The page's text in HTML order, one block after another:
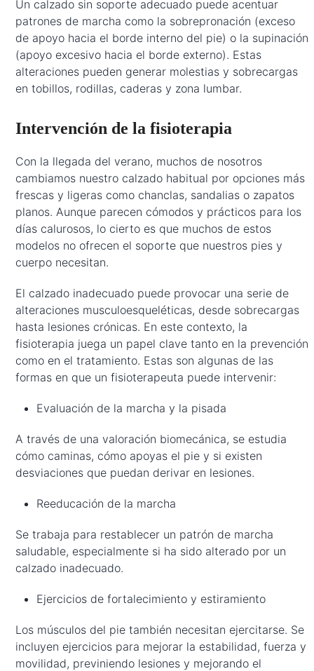
Un calzado sin soporte adecuado puede acentuar
patrones de marcha como la sobrepronación (exceso
de apoyo hacia el borde interno del pie) o la supinación
(apoyo excesivo hacia el borde externo). Estas
alteraciones pueden generar molestias y sobrecargas
en tobillos, rodillas, caderas y zona lumbar.
Intervención de la fisioterapia
Con la llegada del verano, muchos de nosotros
cambiamos nuestro calzado habitual por opciones más
frescas y ligeras como chanclas, sandalias o zapatos
planos. Aunque parecen cómodos y prácticos para los
días calurosos, lo cierto es que muchos de estos
modelos no ofrecen el soporte que nuestros pies y
cuerpo necesitan.
El calzado inadecuado puede provocar una serie de
alteraciones musculoesqueléticas, desde sobrecargas
hasta lesiones crónicas. En este contexto, la
fisioterapia juega un papel clave tanto en la prevención
como en el tratamiento. Estas son algunas de las
formas en que un fisioterapeuta puede intervenir:
Evaluación de la marcha y la pisada
A través de una valoración biomecánica, se estudia
cómo caminas, cómo apoyas el pie y si existen
desviaciones que puedan derivar en lesiones.
Reeducación de la marcha
Se trabaja para restablecer un patrón de marcha
saludable, especialmente si ha sido alterado por un
calzado inadecuado.
Ejercicios de fortalecimiento y estiramiento
Los músculos del pie también necesitan ejercitarse. Se
incluyen ejercicios para mejorar la estabilidad, fuerza y
movilidad, previniendo lesiones y mejorando el